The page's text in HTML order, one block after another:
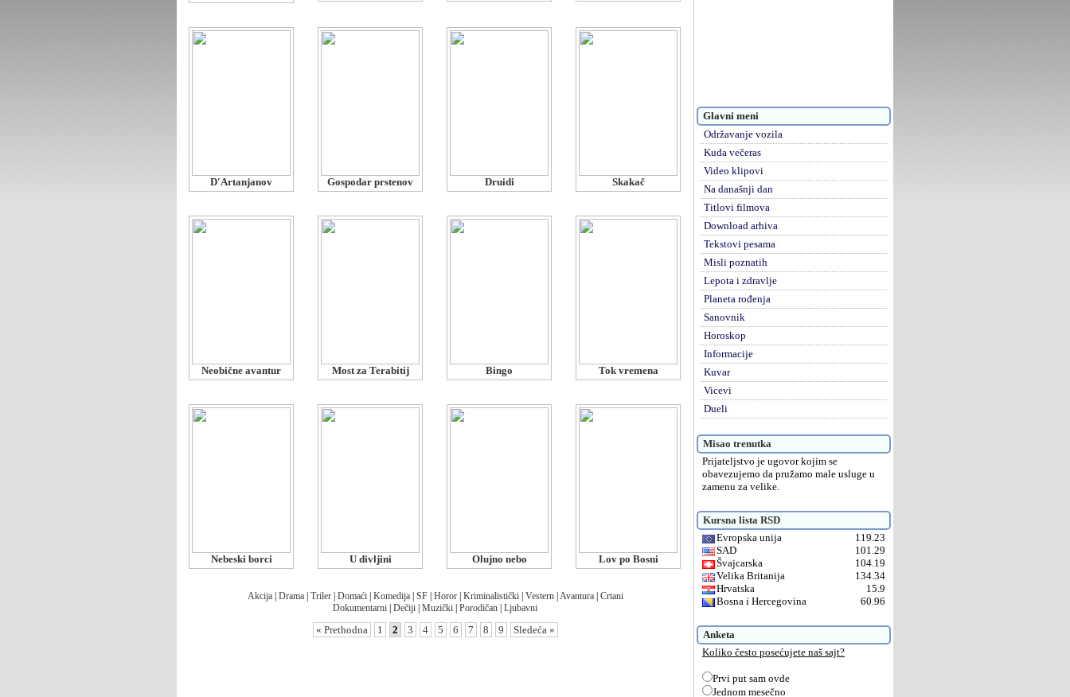
D'Artanjanov Gospodar prstenov Druidi Skakač
Neobične avantur Most za Terabitij Bingo Tok vremena
Nebeski borci U divljini Olujno nebo Lov po Bosni
Akcija| Drama| Triler| Domaći| Komedija| SF| Horor| Kriminalistički| Vestern| Avantura| Crtani
Dokumentarni Dečiji Muzički Porodičan Ljubavni
« Prethodna 1 2 3 4 5 6 7 8 9 Sledeća »
Glavni meni
Održavanje vozila
Kuda večeras
Video klipovi
Na današnji dan
Titlovi filmova
Download arhiva
Tekstovi pesama
Misli poznatih
Lepota i zdravlje
Planeta rođenja
Sanovnik
Horoskop
Informacije
Kuvar
Vicevi
Dueli
Misao trenutka
Prijateljstvo je ugovor kojim se
obavezujemo da pružamo male usluge u
zamenu za velike.
Kursna lista RSD
Evropska unija
119.23
SAD
101.29
Švajcarska
104.19
Velika Britanija
134.34
Hrvatska
15.9
Bosna i Hercegovina
60.96
Anketa
Koliko često posećujete naš sajt?
Prvi put sam ovde
Jednom mesečno